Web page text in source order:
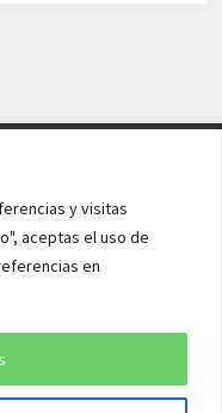
y visitas
aceptas el uso de
en